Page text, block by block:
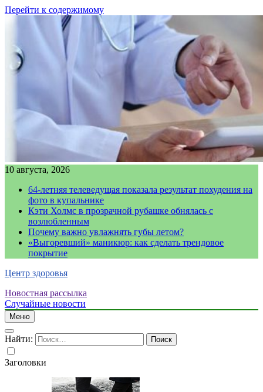
Перейти к содержимому
10 августа, 2026
64-летняя телеведущая показала результат похудения на
фото в купальнике
Кэти Холмс в прозрачной рубашке обнялась с
возлюбленным
Почему важно увлажнять губы летом?
«Выгоревший» маникюр: как сделать трендовое
покрытие
Центр здоровья
Новостная рассылка
Случайные новости
Меню
Найти:
Заголовки